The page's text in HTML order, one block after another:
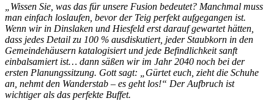
„Wissen Sie, was das für unsere Fusion bedeutet? Manchmal muss
man einfach loslaufen, bevor der Teig perfekt aufgegangen ist.
Wenn wir in Dinslaken und Hiesfeld erst darauf gewartet hätten,
dass jedes Detail zu 100 % ausdiskutiert, jeder Staubkorn in den
Gemeindehäusern katalogisiert und jede Befindlichkeit sanft
einbalsamiert ist… dann säßen wir im Jahr 2040 noch bei der
ersten Planungssitzung. Gott sagt: „Gürtet euch, zieht die Schuhe
an, nehmt den Wanderstab – es geht los!“ Der Aufbruch ist
wichtiger als das perfekte Buffet.